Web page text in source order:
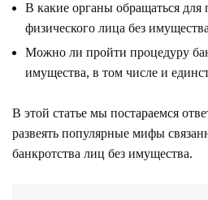
В какие органы обращаться для
физического лица без
Можно ли пройти процедуру
имущества, в том числе и
В этой статье мы постараемся
развеять популярные мифы
банкротства лиц без имущества.